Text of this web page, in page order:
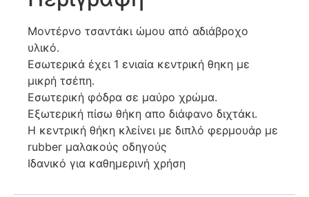
Μοντέρνο τσαντάκι ώμου από αδιάβροχο
υλικό.
Εσωτερικά έχει 1 ενιαία κεντρική θηκη με
μικρή τσέπη.
Εσωτερική φόδρα σε μαύρο χρώμα.
Εξωτερική πίσω θήκη απο διάφανο διχτάκι.
Η κεντρική θήκη κλείνει με διπλό φερμουάρ με
rubber μαλακούς οδηγούς
Ιδανικό για καθημερινή χρήση